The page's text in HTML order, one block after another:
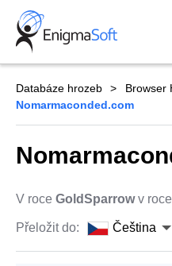
Skip
content
Databáze hrozeb
Browser
Nomarmaconded.com
V roce GoldSparrowv roce
Přeložit do: Čeština